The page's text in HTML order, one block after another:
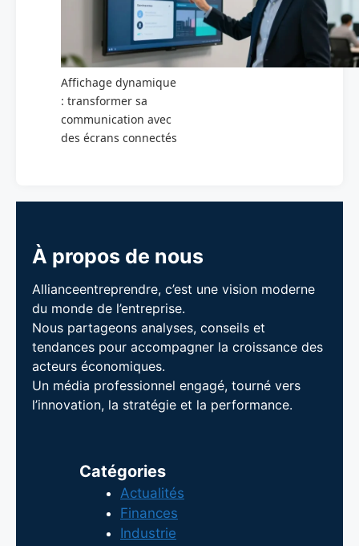
Affichage dynamique
: transformer sa
communication avec
des écrans connectés
À propos de nous
Allianceentreprendre, c’est une vision moderne
du monde de l’entreprise.
Nous partageons analyses, conseils et
tendances pour accompagner la croissance des
acteurs économiques.
Un média professionnel engagé, tourné vers
l’innovation, la stratégie et la performance.
Catégories
Actualités
Finances
Industrie